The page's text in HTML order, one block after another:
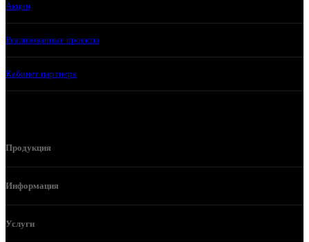
Акции
Реализованные проекты
Кабинет партнера
Продукция
Информация
Услуги